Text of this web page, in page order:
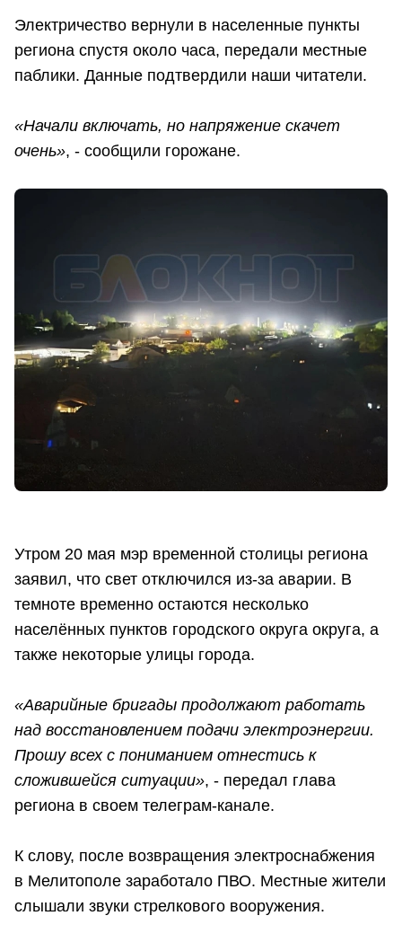
Электричество вернули в населенные пункты
региона спустя около часа, передали местные
паблики. Данные подтвердили наши читатели.
«Начали включать, но напряжение скачет
очень», - сообщили горожане.
Утром 20 мая мэр временной столицы региона
заявил, что свет отключился из-за аварии. В
темноте временно остаются несколько
населённых пунктов городского округа округа, а
также некоторые улицы города.
«Аварийные бригады продолжают работать
над восстановлением подачи электроэнергии.
Прошу всех с пониманием отнестись к
сложившейся ситуации», - передал глава
региона в своем телеграм-канале.
К слову, после возвращения электроснабжения
в Мелитополе заработало ПВО. Местные жители
слышали звуки стрелкового вооружения.